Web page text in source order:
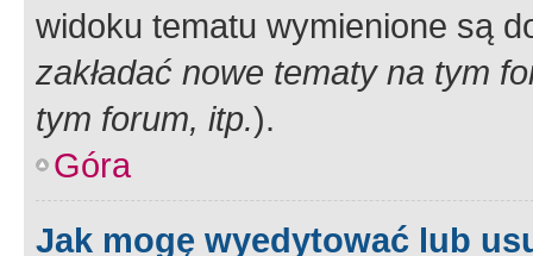
widoku tematu wymienione są
zakładać nowe tematy na tym
tym forum, itp.).
Góra
Jak mogę wyedytować lub